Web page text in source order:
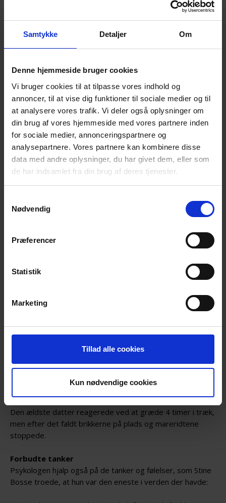
Samtykke Detaljer Om
Denne hjemmeside bruger cookies
Vi bruger cookies til at tilpasse vores indhold og
annoncer, til at vise dig funktioner til sociale medier og til
at analysere vores trafik. Vi deler også oplysninger om
din brug af vores hjemmeside med vores partnere inden
for sociale medier, annonceringspartnere og
analysepartnere. Vores partnere kan kombinere disse
data med andre oplysninger, du har givet dem, eller som
de har indsamlet fra din brug af deres tjenester.
Nødvendig
Præferencer
Statistik
Marketing
Tillad alle cookies
Kun nødvendige cookies
”Min mor var en fuldstændig fantastisk og empatisk mor.
Sådan beskriver Stine Bosse sin mor, der lærte hende at
også i sidste ende var grunden til hendes selvmord.
Stine Bosses mor voksede op i London under krigen, og
har med al sandsynlighed pådraget sig nogle traumer i den
forbindelse. En kombination af aldrig at få bearbejdet
disse, og en tid, hvor man havde svært ved at erkende og
forstå psykiske lidelser, mener Stine Bosse kan have været
morens største problemer.
I 2 år efter morens selvmord, modtog Stine Bosse
psykologhjælp. Det var en stor hjælp for hende, at snakke
lignende situationer. Hun fik gode råd og hjælp til at forstå,
Det var svært for Stine Bosse at fortælle sine døtre på 4
vendte sig indad, og ikke kunne forstå det. Den ældste
datter begyndte også at få voldsomme mareridt.
Psykologen rådede Stine Bosse til at fortælle sine døtre,
hvad der var sket. Da muligheden bød sig, fortalte hun det.
Den ældste datter reagerede ved at græde 4 timer i træk,
men efter det faldt brikkerne på plads og mareridtene
stoppede.
Forbudte tanker
Psykologen hjalp også på de tanker og følelser, som Stine
Bosse troede, at hun var den eneste i verden der havde: